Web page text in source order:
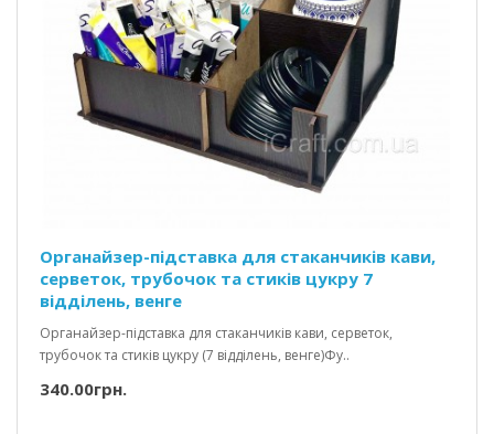
Органайзер-підставка для стаканчиків кави,
серветок, трубочок та стиків цукру 7
відділень, венге
Органайзер-підставка для стаканчиків кави, серветок,
трубочок та стиків цукру (7 відділень, венге)Фу..
340.00грн.